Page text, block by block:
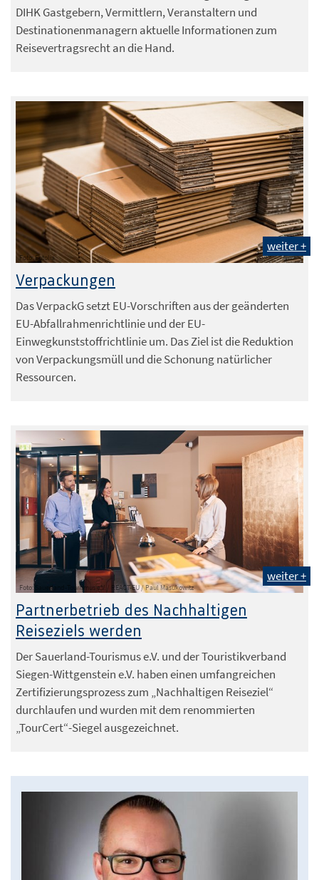
DIHK Gastgebern, Vermittlern, Veranstaltern und
Destinationenmanagern aktuelle Informationen zum
Reisevertragsrecht an die Hand.
Foto: Fotolia
weiter +
Verpackungen
Das VerpackG setzt EU-Vorschriften aus der geänderten
EU-Abfallrahmenrichtlinie und der EU-
Einwegkunststoffrichtlinie um. Das Ziel ist die Reduktion
von Verpackungsmüll und die Schonung natürlicher
Ressourcen.
Foto: Sauerland-Tourismus e.V. / REACT-EU / Paul Masukowitz
weiter +
Partnerbetrieb des Nachhaltigen
Reiseziels werden
Der Sauerland-Tourismus e.V. und der Touristikverband
Siegen-Wittgenstein e.V. haben einen umfangreichen
Zertifizierungsprozess zum „Nachhaltigen Reiseziel“
durchlaufen und wurden mit dem renommierten
„TourCert“-Siegel ausgezeichnet.